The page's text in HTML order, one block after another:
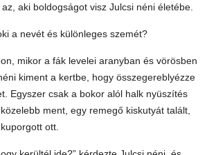
aki boldogságot visz Julcsi néni életébe.
a nevét és különleges szemét?
mikor a fák levelei aranyban és vörösben
kiment a kertbe, hogy összegereblyézze
Egyszer csak a bokor alól halk nyüszítés
ment, egy remegő kiskutyát talált,
ott.